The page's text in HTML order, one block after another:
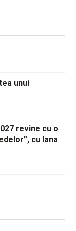
unui
revine cu o
cu Iana